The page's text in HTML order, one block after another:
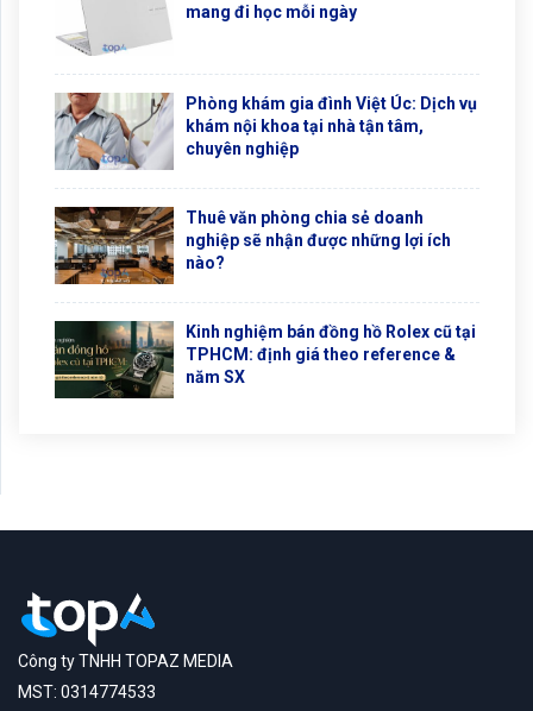
mang đi học mỗi ngày
Phòng khám gia đình Việt Úc: Dịch vụ
khám nội khoa tại nhà tận tâm,
chuyên nghiệp
Thuê văn phòng chia sẻ doanh
nghiệp sẽ nhận được những lợi ích
nào?
Kinh nghiệm bán đồng hồ Rolex cũ tại
TPHCM: định giá theo reference &
năm SX
Công ty TNHH TOPAZ MEDIA
MST: 0314774533